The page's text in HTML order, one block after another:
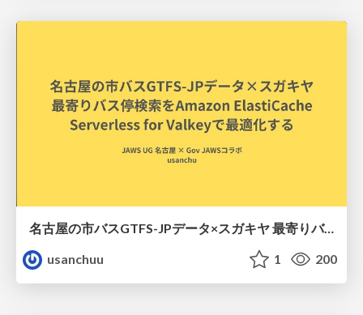
名古屋の市バスGTFS-JPデータ×スガキヤ 最寄りバス停検索をAmazon ElastiCache Serverless for Valkeyで最適化する
usanchuu
1 200